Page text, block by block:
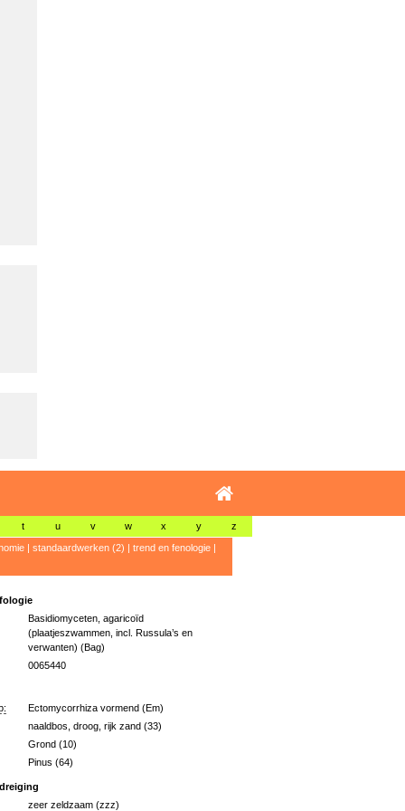
t u v w x y z
| standaardwerken (2) | trend en fenologie|
Basidiomyceten, agaricoïd
(plaatjeszwammen, incl. Russula’s en
verwanten) (Bag)
0065440
Ectomycorrhiza vormend (Em)
naaldbos, droog, rijk zand (33)
Grond (10)
Pinus (64)
zeer zeldzaam (zzz)